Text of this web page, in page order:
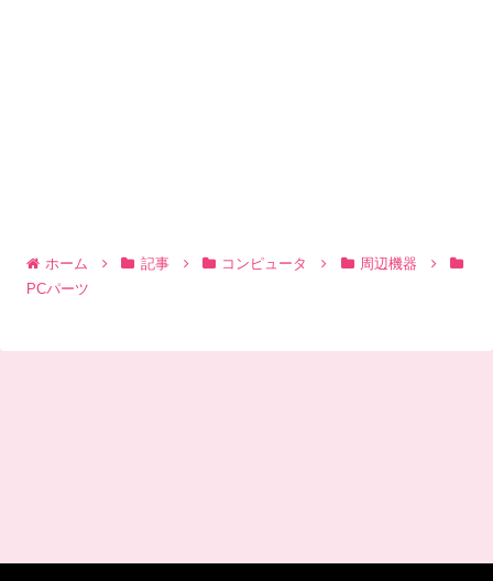
ホーム 記事 コンピュータ
周辺機器
PCパーツ